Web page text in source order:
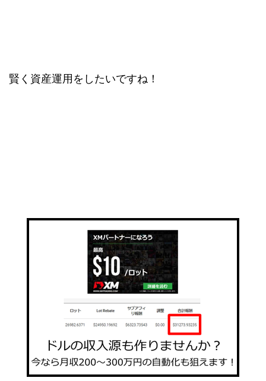
賢く資産運用をしたいですね！